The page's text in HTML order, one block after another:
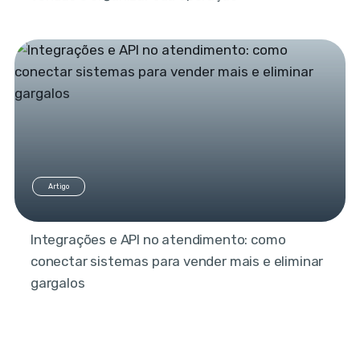
Artigo
Integrações e API no atendimento: como
conectar sistemas para vender mais e eliminar
gargalos